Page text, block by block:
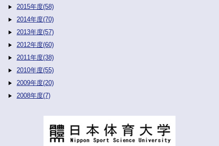
2015年度(58)
2014年度(70)
2013年度(57)
2012年度(60)
2011年度(38)
2010年度(55)
2009年度(20)
2008年度(7)